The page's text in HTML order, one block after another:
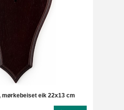
mørkebeiset eik 22x13 cm